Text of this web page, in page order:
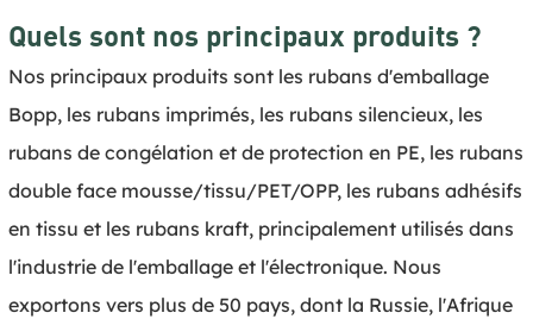
Quels sont nos principaux produits ?
Nos principaux produits sont les rubans d'emballage
Bopp, les rubans imprimés, les rubans silencieux, les
rubans de congélation et de protection en PE, les rubans
double face mousse/tissu/PET/OPP, les rubans adhésifs
en tissu et les rubans kraft, principalement utilisés dans
l'industrie de l'emballage et l'électronique. Nous
exportons vers plus de 50 pays, dont la Russie, l'Afrique